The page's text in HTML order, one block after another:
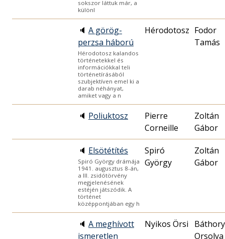
sokszor láttuk már, a
különl
🔈 A görög-
perzsa háború
Hérodotosz kalandos
történetekkel és
információkkal teli
történetírásából
szubjektíven emel ki a
darab néhányat,
amiket vagy a n
Hérodotosz Fodor
Tamás
🔈 Poliuktosz
Pierre
Corneille
Zoltán
Gábor
🔈 Elsötétítés
Spiró György drámája
1941. augusztus 8-án,
a III. zsidótörvény
megjelenésének
estéjén játszódik. A
történet
középpontjában egy h
Spiró
György
Zoltán
Gábor
🔈 A meghívott
ismeretlen
Nyikos Örsi
Báthory
Orsolya